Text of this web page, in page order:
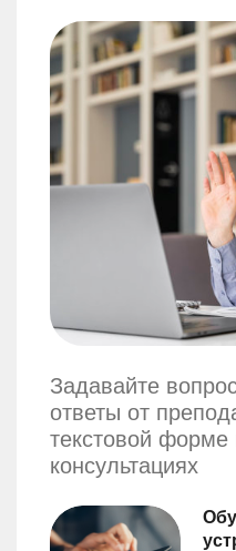
Задавайте
ответы от
текстовой
консультациях